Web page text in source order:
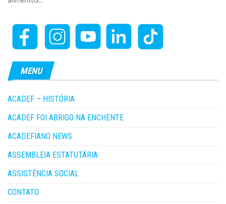
MENU
ACADEF – HISTÓRIA
ACADEF FOI ABRIGO NA ENCHENTE
ACADEFIANO NEWS
ASSEMBLEIA ESTATUTÁRIA
ASSISTÊNCIA SOCIAL
CONTATO